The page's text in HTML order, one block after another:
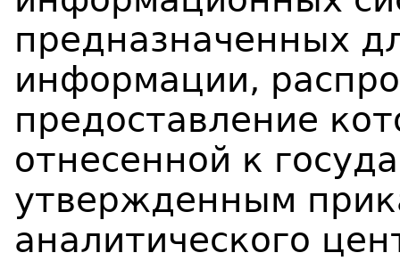
предназначенных
информации,
предоставление
отнесенной к
утвержденным
аналитического